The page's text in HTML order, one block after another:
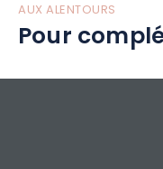
AUX ALENTOURS
Pour